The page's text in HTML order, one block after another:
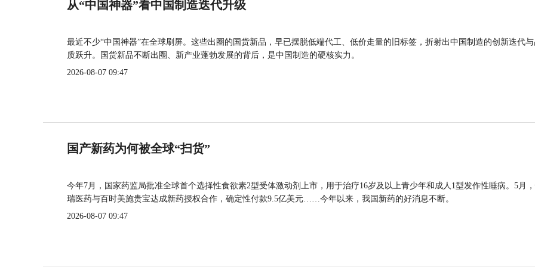
从“中国神器”看中国制造迭代升级
最近不少“中国神器”在全球刷屏。这些出圈的国货新品，早已摆脱低端代工、低价走量的旧标签，折射出中国制造的创新迭代
质跃升。国货新品不断出圈、新产业蓬勃发展的背后，是中国制造的硬核实力。
2026-08-07 09:47
国产新药为何被全球“扫货”
今年7月，国家药监局批准全球首个选择性食欲素2型受体激动剂上市，用于治疗16岁及以上青少年和成人1型发作性睡病。5月
瑞医药与百时美施贵宝达成新药授权合作，确定性付款9.5亿美元……今年以来，我国新药的好消息不断。
2026-08-07 09:47